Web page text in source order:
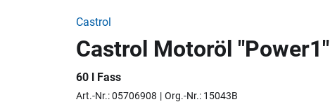
Castrol
Castrol Motoröl "Power1"
60 l Fass
Art.-Nr.: 05706908 Org.-Nr.: 15043B